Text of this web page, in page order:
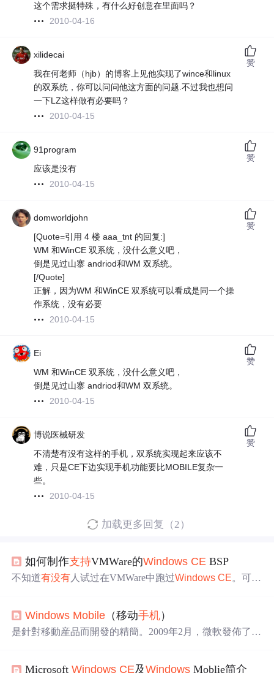
这个需求挺特殊，有什么好创意在里面吗？
2010-04-16
xilidecai
我在何老师（hjb）的博客上见他实现了wince和linux
的双系统，你可以问问他这方面的问题.不过我也想问
一下LZ这样做有必要吗？
2010-04-15
赞
91program
应该是没有
2010-04-15
赞
domworldjohn
[Quote=引用 4 楼 aaa_tnt 的回复:]
WM 和WinCE 双系统，没什么意义吧，
倒是见过山寨 andriod和WM 双系统。
[/Quote]
正解，因为WM 和WinCE 双系统可以看成是同一个操
作系统，没有必要
2010-04-15
赞
Ei
WM 和WinCE 双系统，没什么意义吧，
倒是见过山寨 andriod和WM 双系统。
2010-04-15
赞
博说医械研发
不清楚有没有这样的手机，双系统实现起来应该不
难，只是CE下边实现手机功能要比MOBILE复杂一
些。
2010-04-15
赞
加载更多回复（2）
如何制作支持VMWare的Windows CE BSP
不知道有没有 人试过在VMWare中跑过Windows CE。可能
做一个基于Microsoft自己的Virtual PC的？简单的答案是，
VMWare支持一些Virtual PC（包括Windows CEemulator）
Windows Mobile （移动手机）
是針對移動産品而開發的精簡。2009年2月，微軟發佈了 W
soft的基礎上。可以運行Windows Mobile的設備包括和Port
MicrosoftWindows CE及Windows Moblie简介